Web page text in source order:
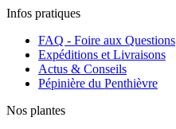
Infos pratiques
FAQ - Foire aux Questions
Expéditions et Livraisons
Actus & Conseils
Pépinière du Penthièvre
Nos plantes